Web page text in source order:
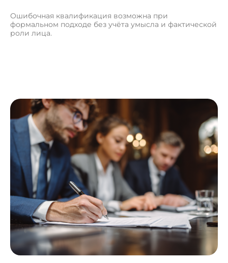
Ошибочная квалификация возможна при
формальном подходе без учёта умысла и фактической
роли лица.